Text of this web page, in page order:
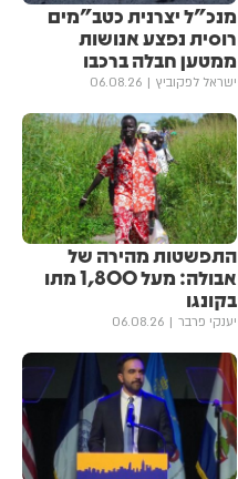
מנכ"ל יצרנית כטב"מים
רוסית נפצע אנושות
ממטען חבלה ברכבו
ישראל לפקוביץ 06.08.26
התפשטות מהירה של
אבולה: מעל 1,800 מתו
בקונגו
יענקי פרבר 06.08.26